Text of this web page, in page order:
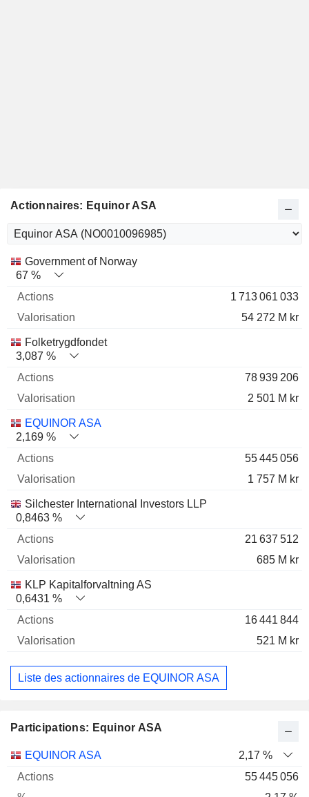
Actionnaires: Equinor ASA
Nom Actions % Valorisation
Government of Norway
67 %
1 713 061 033
54 272 M kr
Folketrygdfondet
3,087 %
78 939 206
2 501 M kr
EQUINOR ASA
2,169 %
55 445 056
1 757 M kr
Silchester International Investors LLP
0,8463 %
21 637 512
685 M kr
KLP Kapitalforvaltning AS
0,6431 %
16 441 844
521 M kr
Liste des actionnaires de EQUINOR ASA
Participations: Equinor ASA
Nom Actions % Valorisation
EQUINOR ASA
2,17 %
55 445 056